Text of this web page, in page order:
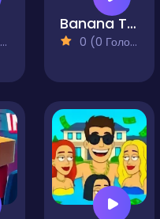
Banana Touch
0 (0 Голосів)